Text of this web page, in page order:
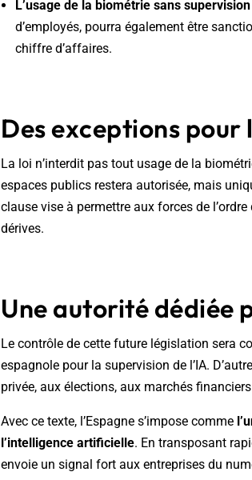
L’usage de la biométrie sans
d’employés, pourra également être
chiffre d’affaires.
Des exceptions
La loi n’interdit pas tout usage de la
espaces publics restera autorisée, mais
clause vise à permettre aux forces de
dérives.
Une autorité dédiée
Le contrôle de cette future législation sera
espagnole pour la supervision de l’IA.
privée, aux élections, aux marchés
Avec ce texte, l’Espagne s’impose comme
l’intelligence artificielle. En transposant
envoie un signal fort aux entreprises du